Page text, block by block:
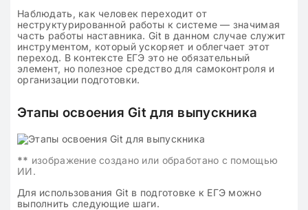
Наблюдать, как человек переходит от
неструктурированной работы к системе — значимая
часть работы наставника. Git в данном случае служит
инструментом, который ускоряет и облегчает этот
переход. В контексте ЕГЭ это не обязательный
элемент, но полезное средство для самоконтроля и
организации подготовки.
Этапы освоения Git для выпускника
** изображение создано или обработано с помощью
ИИ.
Для использования Git в подготовке к ЕГЭ можно
выполнить следующие шаги.